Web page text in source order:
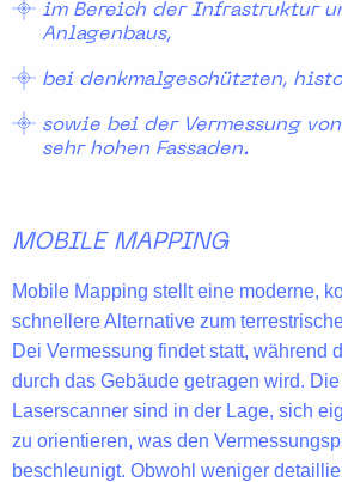
im Bereich der Infrastruktur
Anlagenbaus,
bei denkmalgeschützten,
sowie bei der Vermessung
sehr hohen Fassaden.
MOBILE MAPPING
Mobile Mapping stellt eine moderne,
schnellere Alternative zum
Dei Vermessung findet statt, während
durch das Gebäude getragen wird. Die
Laserscanner sind in der Lage, sich
zu orientieren, was den
beschleunigt. Obwohl weniger